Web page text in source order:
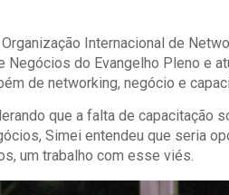
Internacional de
do Evangelho Pleno e
de networking, negócio e
que a falta de capacitação
Simei entendeu que seria
um trabalho com esse viés.